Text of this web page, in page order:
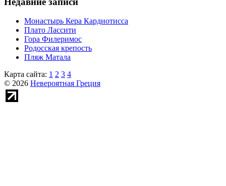
Монастырь Кера Кардиотисса
Плато Лассити
Гора Филеримос
Родосская крепость
Пляж Матала
Карта сайта: 1 2 3 4
© 2026 Невероятная Греция